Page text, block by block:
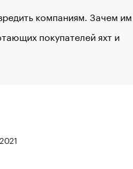
компаниям. Зачем
покупателей яхт и